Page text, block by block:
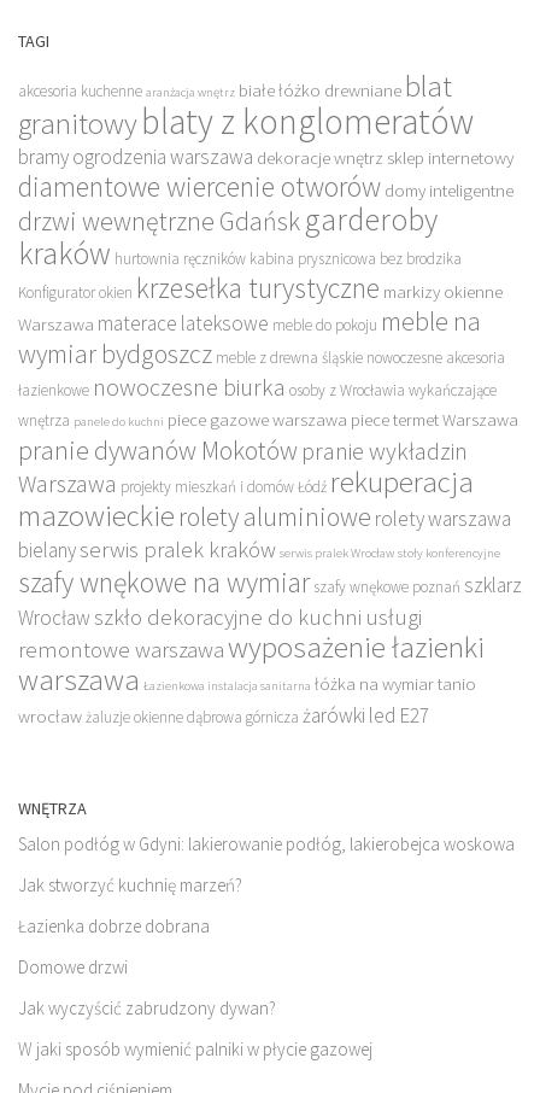
TAGI
akcesoria kuchenne aranżacja wnętrz białe łóżko drewniane blat
granitowyblaty z konglomeratów
bramy ogrodzenia warszawa dekoracje wnętrz sklep internetowy
diamentowe wiercenie otworów domy inteligentne
drzwi wewnętrzne Gdańsk garderoby
kraków hurtownia ręczników kabina prysznicowa bez brodzika
Konfigurator okien krzesełka turystyczne markizy okienne
Warszawa materace lateksowe meble do pokoju meble na
wymiar bydgoszcz meble z drewna śląskie nowoczesne akcesoria
łazienkowe nowoczesne biurka osoby z Wrocławia wykańczające
wnętrza panele do kuchni piece gazowe warszawa piece termet Warszawa
pranie dywanów Mokotów pranie wykładzin
Warszawa projekty mieszkań i domów Łódź rekuperacja
mazowieckie rolety aluminiowe rolety warszawa
bielanyserwis pralek kraków serwis pralek Wrocław stoły konferencyjne
szafy wnękowe na wymiar szafy wnękowe poznań szklarz
Wrocław szkło dekoracyjne do kuchni usługi
remontowe warszawawyposażenie łazienki
warszawa Łazienkowa instalacja sanitarna łóżka na wymiar tanio
wrocławżaluzje okienne dąbrowa górnicza żarówki led E27
WNĘTRZA
Salon podłóg w Gdyni: lakierowanie podłóg, lakierobejca woskowa
Jak stworzyć kuchnię marzeń?
Łazienka dobrze dobrana
Domowe drzwi
Jak wyczyścić zabrudzony dywan?
W jaki sposób wymienić palniki w płycie gazowej